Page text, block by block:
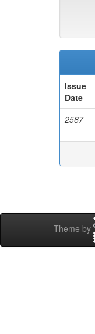
Issue
Date
2567
Theme by